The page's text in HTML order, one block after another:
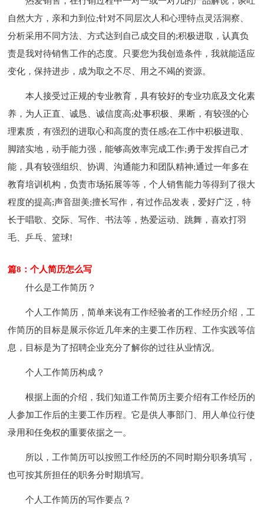
自然大方，亲和力到位;针对不同层次人和心理特点灵活洞察、
分析采用不同方法、方式达到自己成交目的;积极进取，认真负
责是我对待销售工作的态度。只要您为我创造条件，我就能适应
变化，保持进步，成为取之不尽、用之不竭的资源。
本人接受过正规的专业教育，具有较好的专业功底及文化素
养，为人正直、诚恳、诚信度高;处事积极、果断，有较强的心
理素质，有强烈的进取心和高度的责任感;在工作中积极进取、
脚踏实地，动手能力强，能够高效率完成工作;勇于发挥自己才
能，具有较强组织、协调、沟通能力和团队精神;通过一年多在
教育培训机构，负责市场拓展等等，个人销售能力等得到了很大
程度的提高;声音甜美;擅长写作，有过作品发表，爱好广泛，特
长于唱歌、交际、写作、书法等，热爱运动、跳舞，喜欢打羽
毛、乒乓、篮球!
篇8：个人简历怎么写
什么是工作简历？
个人工作简历，简单来说有工作经验者的工作经历介绍，工
作简历的目标是展示你近几年来的主要工作历程、工作实践等信
息，目标是为了招聘企业充分了解你的过往从业情况。
个人工作简历构成？
根据上面的介绍，我们知道工作简历主要介绍有工作经历的
人参加工作后的主要工作历程。它是供人事部门、用人单位行使
录用和任免权的重要依据之一。
所以，工作简历可以按照工作经历的不同时期分职务填写，
也可按其所担任的职务分时期填写。
个人工作简历的写作要点？